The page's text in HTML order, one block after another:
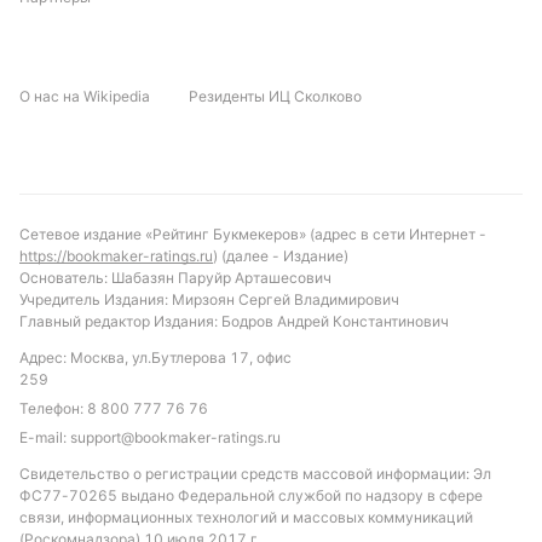
С учётом статистики и текущей формы можно
опасных моментов. Вероятен низкий общий
карточек», которые часто срабатывали в
последних встречах. Также можно рассмотреть
вариант с «индивидуальным тоталом Ориенте
Петролере больше 0.5 голов», учитывая их
традиционную результативность в очных матчах.
Обновлено:
Автор
Питер Бьёрн
О нас на Wikipedia Резиденты ИЦ Сколково
Сетевое издание «Рейтинг Букмекеров» (адрес в сети Интернет -
https://bookmaker-ratings.ru) (далее - Издание)
Основатель: Шабазян Паруйр Арташесович
Учредитель Издания: Мирзоян Сергей Владимирович
Главный редактор Издания: Бодров Андрей Константинович
Адрес: Москва, ул.Бутлерова 17, офис
259
Телефон: 8 800 777 76 76
E-mail: support@bookmaker-ratings.ru
Свидетельство о регистрации средств массовой информации: Эл
ФС77-70265 выдано Федеральной службой по надзору в сфере
связи, информационных технологий и массовых коммуникаций